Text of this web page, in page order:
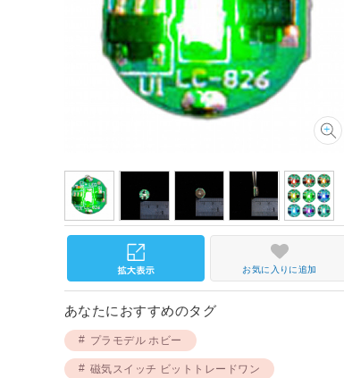
お気に入りに追加
あなたにおすすめのタグ
プラモデル ホビー
磁気スイッチ ビットトレードワン